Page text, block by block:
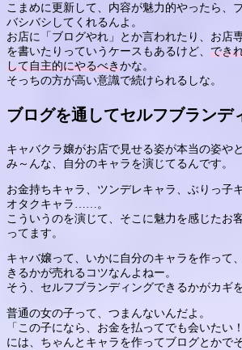
こまめに更新して、内容が魅力的やったら、
バシバシしてくれるんよ。
お店に「ブログやれ」とか言われたり、お店
を書いたりっていうケースもあるけど、 でき
して自主的にやるべきかな。
そっちの方が高い意識で続けられるしな。
ブログを通してセルフブランデ
キャバクラ嬢がお店で見せる姿が本当の姿や
み～んな、自分のキャラを演じてるんです。
お金持ちキャラ、ツンデレキャラ、ぶりっ子
オタクキャラ……。
こういうのを演じて、そこに魅力を感じたお
ってます。
キャバ嬢って、いかに自分のキャラを作って
きるかが売れるコツなんよねー。
そう、セルフブランディングできるかがカギ
普通の女の子って、つまんないんだよ。
「この子になら、お金を払ってでも会いたい
には、ちゃんとキャラを作ってブログとかで